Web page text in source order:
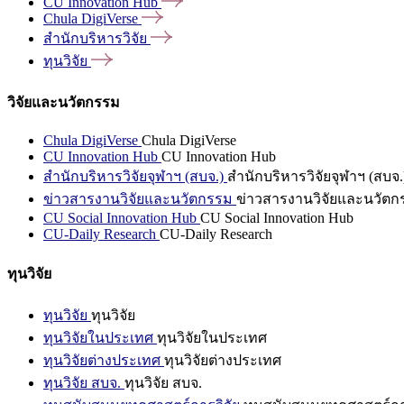
Chula DigiVerse
สำนักบริหารวิจัย
ทุนวิจัย
วิจัยและนวัตกรรม
Chula DigiVerse Chula DigiVerse
CU Innovation Hub CU Innovation Hub
สำนักบริหารวิจัยจุฬาฯ (สบจ.) สำนักบริหารวิจัยจุฬาฯ (สบจ
ข่าวสารงานวิจัยและนวัตกรรม ข่าวสารงานวิจัยและนวัตก
CU Social Innovation Hub CU Social Innovation Hub
CU-Daily Research CU-Daily Research
ทุนวิจัย
ทุนวิจัย ทุนวิจัย
ทุนวิจัยในประเทศ ทุนวิจัยในประเทศ
ทุนวิจัยต่างประเทศ ทุนวิจัยต่างประเทศ
ทุนวิจัย สบจ. ทุนวิจัย สบจ.